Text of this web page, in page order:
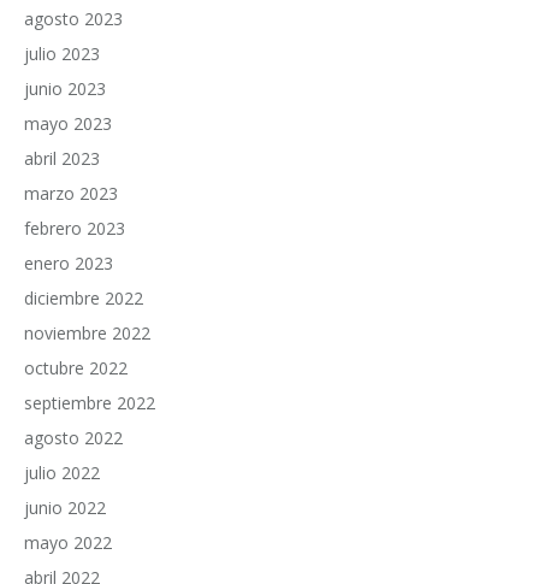
agosto 2023
julio 2023
junio 2023
mayo 2023
abril 2023
marzo 2023
febrero 2023
enero 2023
diciembre 2022
noviembre 2022
octubre 2022
septiembre 2022
agosto 2022
julio 2022
junio 2022
mayo 2022
abril 2022